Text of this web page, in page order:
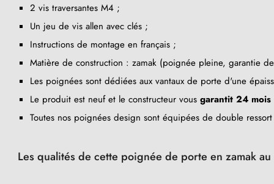
2 vis traversantes M4 ;
Un jeu de vis allen avec clés ;
Instructions de montage en français ;
Matière de construction : zamak (poignée pleine, garantie
Les poignées sont dédiées aux vantaux de porte d'une
Le produit est neuf et le constructeur vous garantit 24 mois
Toutes nos poignées design sont équipées de double
Les qualités de cette poignée de porte en zamak